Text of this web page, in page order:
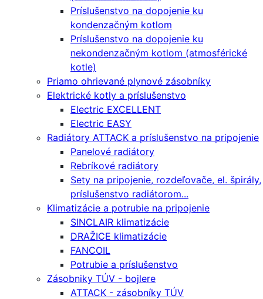
Príslušenstvo na dopojenie ku
kondenzačným kotlom
Príslušenstvo na dopojenie ku
nekondenzačným kotlom (atmosférické
kotle)
Priamo ohrievané plynové zásobníky
Elektrické kotly a príslušenstvo
Electric EXCELLENT
Electric EASY
Radiátory ATTACK a príslušenstvo na pripojenie
Panelové radiátory
Rebríkové radiátory
Sety na pripojenie, rozdeľovače, el. špirály,
príslušenstvo radiátorom...
Klimatizácie a potrubie na pripojenie
SINCLAIR klimatizácie
DRAŽICE klimatizácie
FANCOIL
Potrubie a príslušenstvo
Zásobniky TÚV - bojlere
ATTACK - zásobníky TÚV